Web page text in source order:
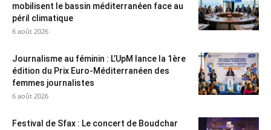
mobilisent le bassin méditerranéen face au
péril climatique
6 août 2026
Journalisme au féminin : L’UpM lance la 1ère
édition du Prix Euro-Méditerranéen des
femmes journalistes
6 août 2026
Festival de Sfax : Le concert de Boudchar